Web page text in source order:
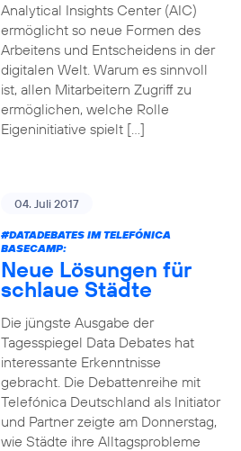
Analytical Insights Center (AIC)
ermöglicht so neue Formen des
Arbeitens und Entscheidens in der
digitalen Welt. Warum es sinnvoll
ist, allen Mitarbeitern Zugriff zu
ermöglichen, welche Rolle
Eigeninitiative spielt […]
04. Juli 2017
#DATADEBATESIM TELEFÓNICA
BASECAMP:
Neue Lösungen für
schlaue Städte
Die jüngste Ausgabe der
Tagesspiegel Data Debates hat
interessante Erkenntnisse
gebracht. Die Debattenreihe mit
Telefónica Deutschland als Initiator
und Partner zeigte am Donnerstag,
wie Städte ihre Alltagsprobleme